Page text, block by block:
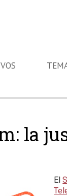
la
El